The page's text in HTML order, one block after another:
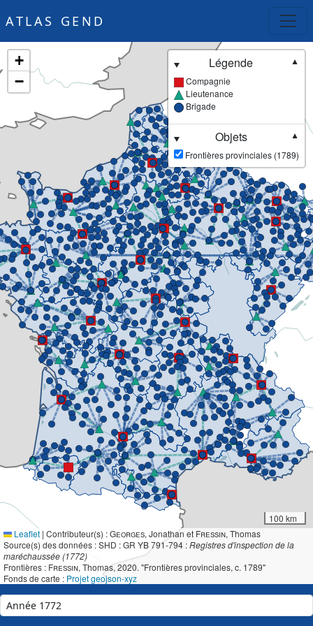
ATLAS GEND
+
−
Légende
▼
Compagnie
Lieutenance
Brigade
Objets
▼
Frontières provinciales (1789)
100 km
Leaflet | Contributeur(s) :Georges, Jonathan et Fressin, Thomas
Source(s) des données : SHD : GR YB 791-794 :Registres d'inspection de la
maréchaussée (1772)
Frontières : Fressin, Thomas, 2020. "Frontières provinciales, c. 1789"
Fonds de carte : Projet geojson-xyz